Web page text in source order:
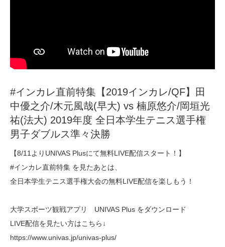
#インカレ直前特集【2019インカレ/QF】田
中優之介/木元風哉(早大) vs 楠原悠介/岡垣光
祐(法大) 2019年度 全日本学生テニス選手権
男子ダブルス準々決勝
【8/11よりUNIVAS Plusにて無料LIVE配信スタート！】
#インカレ直前特集 を見たあとは、
全日本学生テニス選手権大会の無料LIVE配信を楽しもう！
大学スポーツ観戦アプリ UNIVAS Plus をダウンロード
LIVE配信を見たい方はこちら↓
https://www.univas.jp/univas-plus/